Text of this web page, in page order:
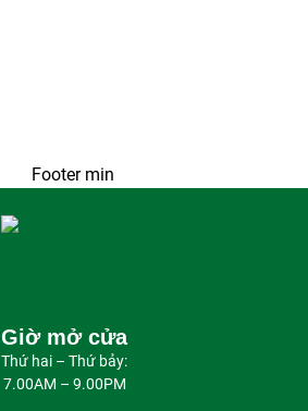
Giờ mở cửa
Thứ hai – Thứ bảy:
7.00AM – 9.00PM